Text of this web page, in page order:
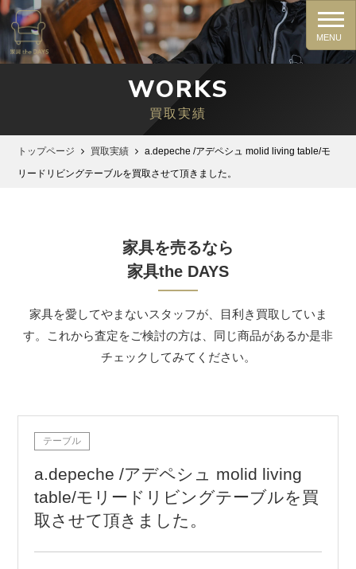
WORKS
買取実績
トップページ 買取実績
a.depeche /アデペシュ molid living table/モ
リードリビングテーブルを買取させて頂きました。
家具を売るなら
家具the DAYS
家具を愛してやまないスタッフが、⽬利き買取していま
す。これから査定をご検討の⽅は、同じ商品があるか是⾮
チェックしてみてください。
テーブル
a.depeche /アデペシュ molid living
table/モリードリビングテーブルを買
取させて頂きました。